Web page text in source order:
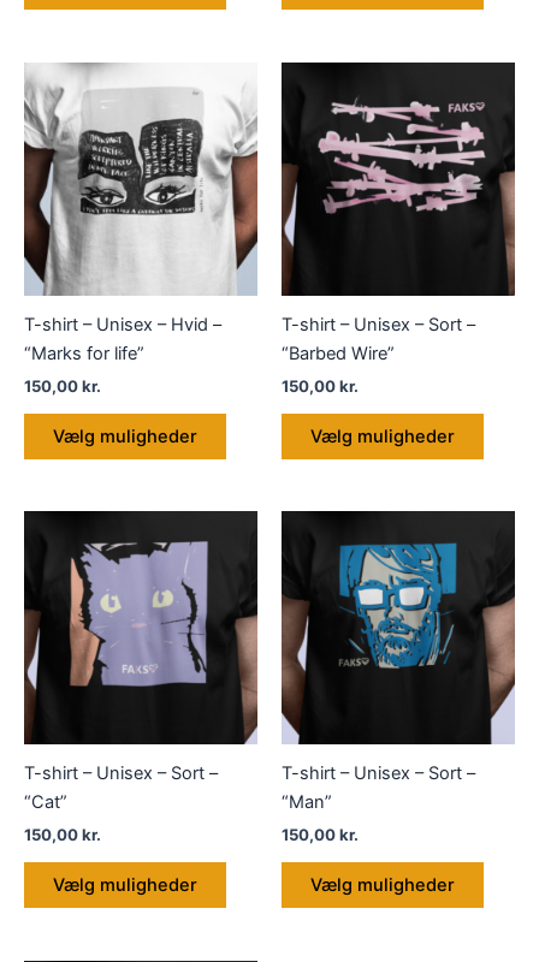
varianter.
Mulighederne
kan
vælges
på
varesiden
kan
på
T-shirt – Unisex – Hvid –
“Marks for life”
150,00kr.
Vælg muligheder
Dette
Mulighederne
vælges
på
varesiden
T-shirt – Unisex – Sort –
“Barbed Wire”
150,00kr.
Vælg muligheder
Dette
kan
på
T-shirt – Unisex – Sort –
“Cat”
150,00kr.
Vælg muligheder
Dette
T-shirt – Unisex – Sort –
“Man”
150,00kr.
Vælg muligheder
Dette